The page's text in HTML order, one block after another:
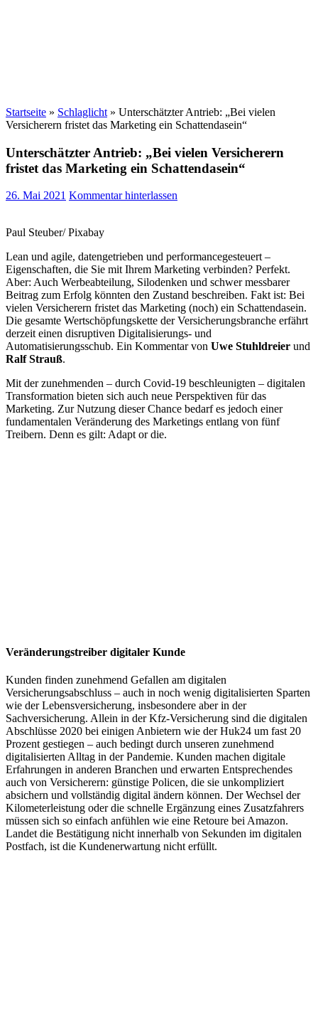
Startseite » Schlaglicht » Unterschätzter Antrieb: „Bei vielen
Versicherern fristet das Marketing ein Schattendasein“
Unterschätzter Antrieb: „Bei vielen Versicherern
fristet das Marketing ein Schattendasein“
26. Mai 2021 Kommentar hinterlassen
Paul Steuber/ Pixabay
Lean und agile, datengetrieben und performancegesteuert –
Eigenschaften, die Sie mit Ihrem Marketing verbinden? Perfekt.
Aber: Auch Werbeabteilung, Silodenken und schwer messbarer
Beitrag zum Erfolg könnten den Zustand beschreiben. Fakt ist: Bei
vielen Versicherern fristet das Marketing (noch) ein Schattendasein.
Die gesamte Wertschöpfungskette der Versicherungsbranche erfährt
derzeit einen disruptiven Digitalisierungs- und
Automatisierungsschub. Ein Kommentar von Uwe Stuhldreier und
Ralf Strauß.
Mit der zunehmenden – durch Covid-19 beschleunigten – digitalen
Transformation bieten sich auch neue Perspektiven für das
Marketing. Zur Nutzung dieser Chance bedarf es jedoch einer
fundamentalen Veränderung des Marketings entlang von fünf
Treibern. Denn es gilt: Adapt or die.
Veränderungstreiber digitaler Kunde
Kunden finden zunehmend Gefallen am digitalen
Versicherungsabschluss – auch in noch wenig digitalisierten Sparten
wie der Lebensversicherung, insbesondere aber in der
Sachversicherung. Allein in der Kfz-Versicherung sind die digitalen
Abschlüsse 2020 bei einigen Anbietern wie der Huk24 um fast 20
Prozent gestiegen – auch bedingt durch unseren zunehmend
digitalisierten Alltag in der Pandemie. Kunden machen digitale
Erfahrungen in anderen Branchen und erwarten Entsprechendes
auch von Versicherern: günstige Policen, die sie unkompliziert
absichern und vollständig digital ändern können. Der Wechsel der
Kilometerleistung oder die schnelle Ergänzung eines Zusatzfahrers
müssen sich so einfach anfühlen wie eine Retoure bei Amazon.
Landet die Bestätigung nicht innerhalb von Sekunden im digitalen
Postfach, ist die Kundenerwartung nicht erfüllt.